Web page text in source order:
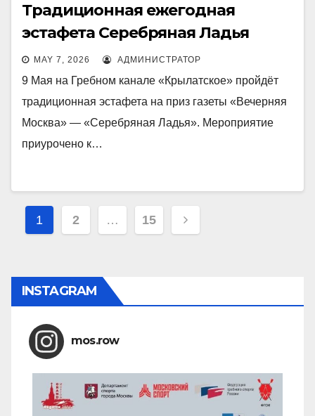
Традиционная ежегодная
эстафета Серебряная Ладья
MAY 7, 2026 АДМИНИСТРАТОР
9 Мая на Гребном канале «Крылатское» пройдёт
традиционная эстафета на приз газеты «Вечерняя
Москва» — «Серебряная Ладья». Мероприятие
приурочено к…
Posts
1 2 … 15
INSTAGRAM
mos.row